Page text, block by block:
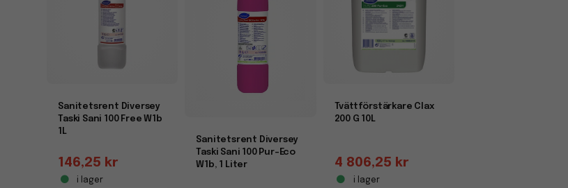
Sanitetsrent Diversey
Taski Sani 100 Free W1b
1L
146,25 kr
i lager
Sanitetsrent Diversey
Taski Sani 100 Pur-Eco
W1b, 1 Liter
Tvättförstärkare Clax
200 G 10L
4 806,25 kr
i lager